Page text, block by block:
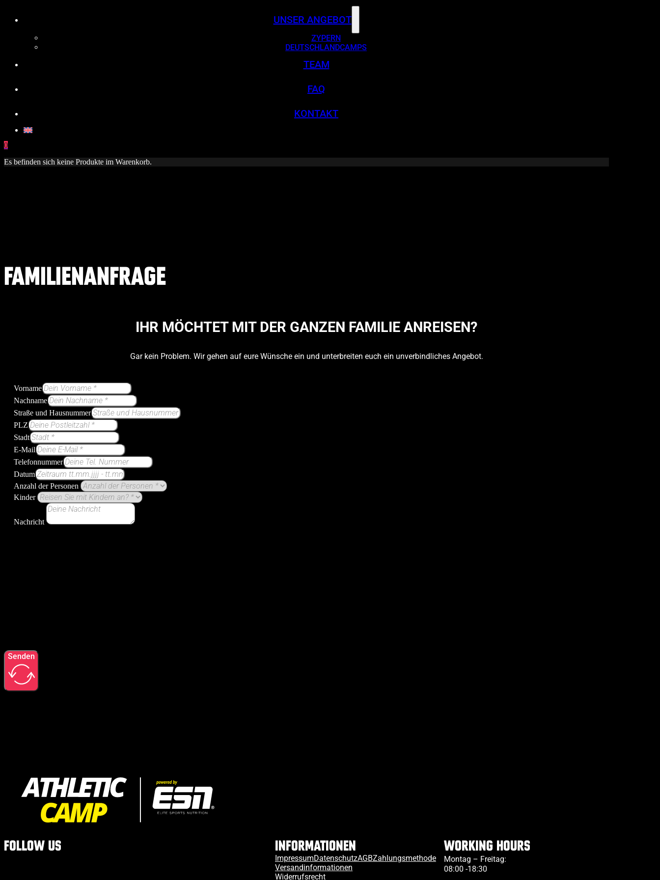
UNSER ANGEBOT
ZYPERN
DEUTSCHLANDCAMPS
TEAM
FAQ
KONTAKT
0
Es befinden sich keine Produkte im Warenkorb.
FAMILIENANFRAGE
IHR MÖCHTET MIT DER GANZEN FAMILIE ANREISEN?
Gar kein Problem. Wir gehen auf eure Wünsche ein und unterbreiten euch ein unverbindliches Angebot.
Vorname
Nachname
Straße und Hausnummer
PLZ
Stadt
E-Mail
Telefonnummer
Datum
Anzahl der Personen
Kinder
Nachricht
Senden
Follow us Informationen
ImpressumDatenschutzAGBZahlungsmethode
Versandinformationen
Widerrufsrecht
Working Hours
Montag – Freitag:
08:00 -18:30